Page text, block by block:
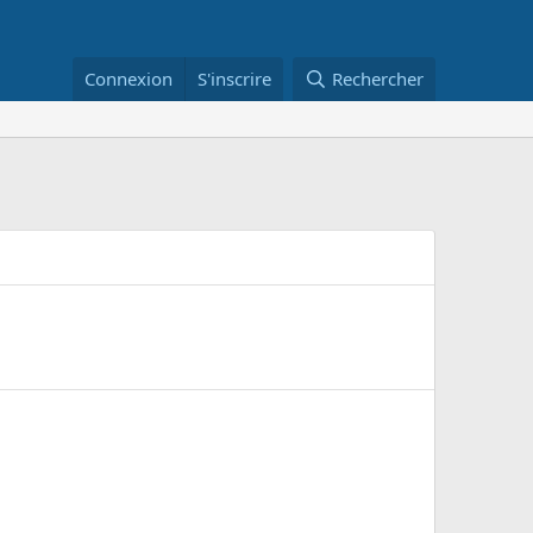
Connexion S'inscrire Rechercher